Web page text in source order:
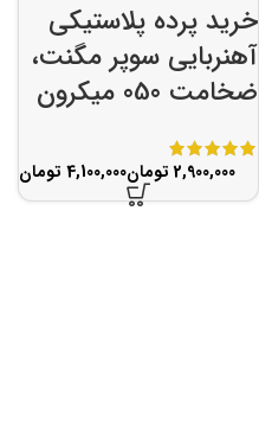
خرید پرده پلاستیکی
آهنربایی سوپر مگنت،
ضخامت 050 میکرون
تومان تومان